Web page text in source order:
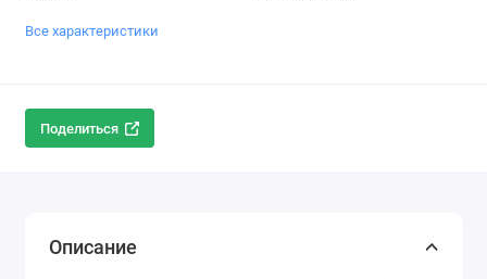
Все характеристики
Поделиться
Описание